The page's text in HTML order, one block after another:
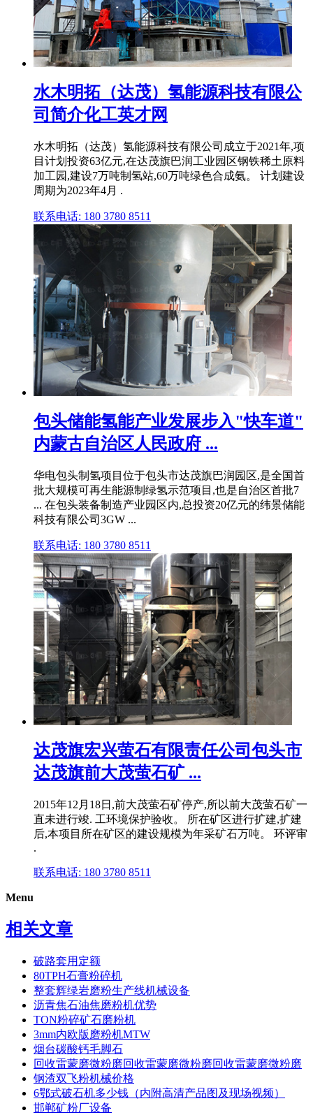
水木明拓（达茂）氢能源科技有限公
司简介化工英才网
水木明拓（达茂）氢能源科技有限公司成立于2021年,项
目计划投资63亿元,在达茂旗巴润工业园区钢铁稀土原料
加工园,建设7万吨制氢站,60万吨绿色合成氨。 计划建设
周期为2023年4月 .
联系电话: 180 3780 8511
包头储能氢能产业发展步入"快车道"
内蒙古自治区人民政府 ...
华电包头制氢项目位于包头市达茂旗巴润园区,是全国首
批大规模可再生能源制绿氢示范项目,也是自治区首批7
... 在包头装备制造产业园区内,总投资20亿元的纬景储能
科技有限公司3GW ...
联系电话: 180 3780 8511
达茂旗宏兴萤石有限责任公司包头市
达茂旗前大茂萤石矿 ...
2015年12月18日,前大茂萤石矿停产,所以前大茂萤石矿一
直未进行竣. 工环境保护验收。 所在矿区进行扩建,扩建
后,本项目所在矿区的建设规模为年采矿石万吨。 环评审
.
联系电话: 180 3780 8511
Menu
相关文章
破路套用定额
80TPH石膏粉碎机
整套辉绿岩磨粉生产线机械设备
沥青焦石油焦磨粉机优势
TON粉碎矿石磨粉机
3mm内欧版磨粉机MTW
烟台碳酸钙毛脚石
回收雷蒙磨微粉磨回收雷蒙磨微粉磨回收雷蒙磨微粉磨
钢渣双飞粉机械价格
6鄂式破石机多少钱（内附高清产品图及现场视频）
邯郸矿粉厂设备